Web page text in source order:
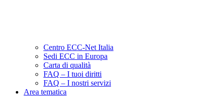
Centro ECC-Net Italia
Sedi ECC in Europa
Carta di qualità
FAQ – I tuoi diritti
FAQ – I nostri servizi
Area tematica